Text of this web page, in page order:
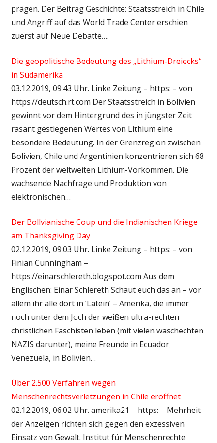
prägen. Der Beitrag Geschichte: Staatsstreich in Chile
und Angriff auf das World Trade Center erschien
zuerst auf Neue Debatte….
Die geopolitische Bedeutung des „Lithium-Dreiecks“
in Südamerika
03.12.2019, 09:43 Uhr. Linke Zeitung – https: – von
https://deutsch.rt.com Der Staatsstreich in Bolivien
gewinnt vor dem Hintergrund des in jüngster Zeit
rasant gestiegenen Wertes von Lithium eine
besondere Bedeutung. In der Grenzregion zwischen
Bolivien, Chile und Argentinien konzentrieren sich 68
Prozent der weltweiten Lithium-Vorkommen. Die
wachsende Nachfrage und Produktion von
elektronischen…
Der Bollvianische Coup und die Indianischen Kriege
am Thanksgiving Day
02.12.2019, 09:03 Uhr. Linke Zeitung – https: – von
Finian Cunningham –
https://einarschlereth.blogspot.com Aus dem
Englischen: Einar Schlereth Schaut euch das an – vor
allem ihr alle dort in ‘Latein’ – Amerika, die immer
noch unter dem Joch der weißen ultra-rechten
christlichen Faschisten leben (mit vielen waschechten
NAZIS darunter), meine Freunde in Ecuador,
Venezuela, in Bolivien…
Über 2.500 Verfahren wegen
Menschenrechtsverletzungen in Chile eröffnet
02.12.2019, 06:02 Uhr. amerika21 – https: – Mehrheit
der Anzeigen richten sich gegen den exzessiven
Einsatz von Gewalt. Institut für Menschenrechte